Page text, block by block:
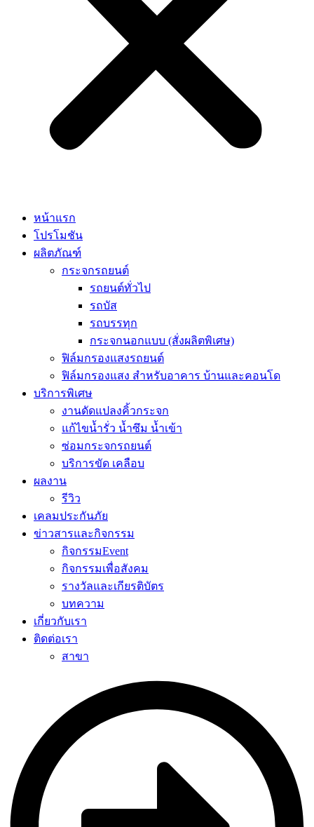
หน้าแรก
โปรโมชัน
ผลิตภัณฑ์
กระจกรถยนต์
รถยนต์ทั่วไป
รถบัส
รถบรรทุก
กระจกนอกแบบ (สั่งผลิตพิเศษ)
ฟิล์มกรองแสงรถยนต์
ฟิล์มกรองแสง สำหรับอาคาร บ้านและคอนโด
บริการพิเศษ
งานดัดแปลงคิ้วกระจก
แก้ไขน้ำรั่ว น้ำซึม น้ำเข้า
ซ่อมกระจกรถยนต์
บริการขัด เคลือบ
ผลงาน
รีวิว
เคลมประกันภัย
ข่าวสารและกิจกรรม
กิจกรรมEvent
กิจกรรมเพื่อสังคม
รางวัลและเกียรติบัตร
บทความ
เกี่ยวกับเรา
ติดต่อเรา
สาขา